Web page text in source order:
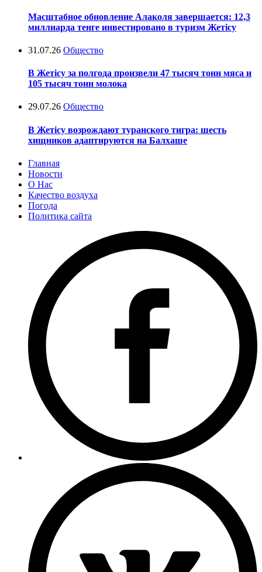
Масштабное обновление Алаколя завершается: 12,3
миллиарда тенге инвестировано в туризм Жетісу
31.07.26 Общество
В Жетісу за полгода произвели 47 тысяч тонн мяса и
105 тысяч тонн молока
29.07.26 Общество
В Жетісу возрождают туранского тигра: шесть
хищников адаптируются на Балхаше
Главная
Новости
О Нас
Качество воздуха
Погода
Политика сайта